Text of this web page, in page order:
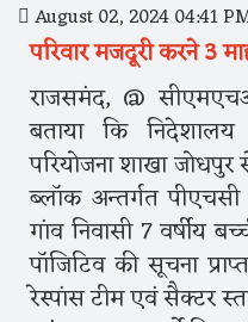
August 02, 2024 04:41
परिवार मजदूरी करने 3
राजसमंद, @
बताया कि
परियोजना शाखा
ब्लॉक अन्तर्गत
गांव निवासी 7 वर्षीय
पॉजिटिव की सूचना
रेस्पांस टीम एवं सैक्टर